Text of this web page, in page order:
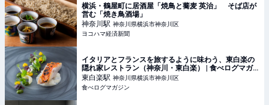
横浜・鶴屋町に居酒屋「焼鳥と蕎麦 英治」 そば店が
営む「焼き鳥酒場」
神奈川駅 神奈川県横浜市神奈川区
ヨコハマ経済新聞
イタリアとフランスを旅するように味わう、東白楽の
隠れ家レストラン（神奈川・東白楽） | 食べログマガ
ジン
東白楽駅 神奈川県横浜市神奈川区
食べログマガジン